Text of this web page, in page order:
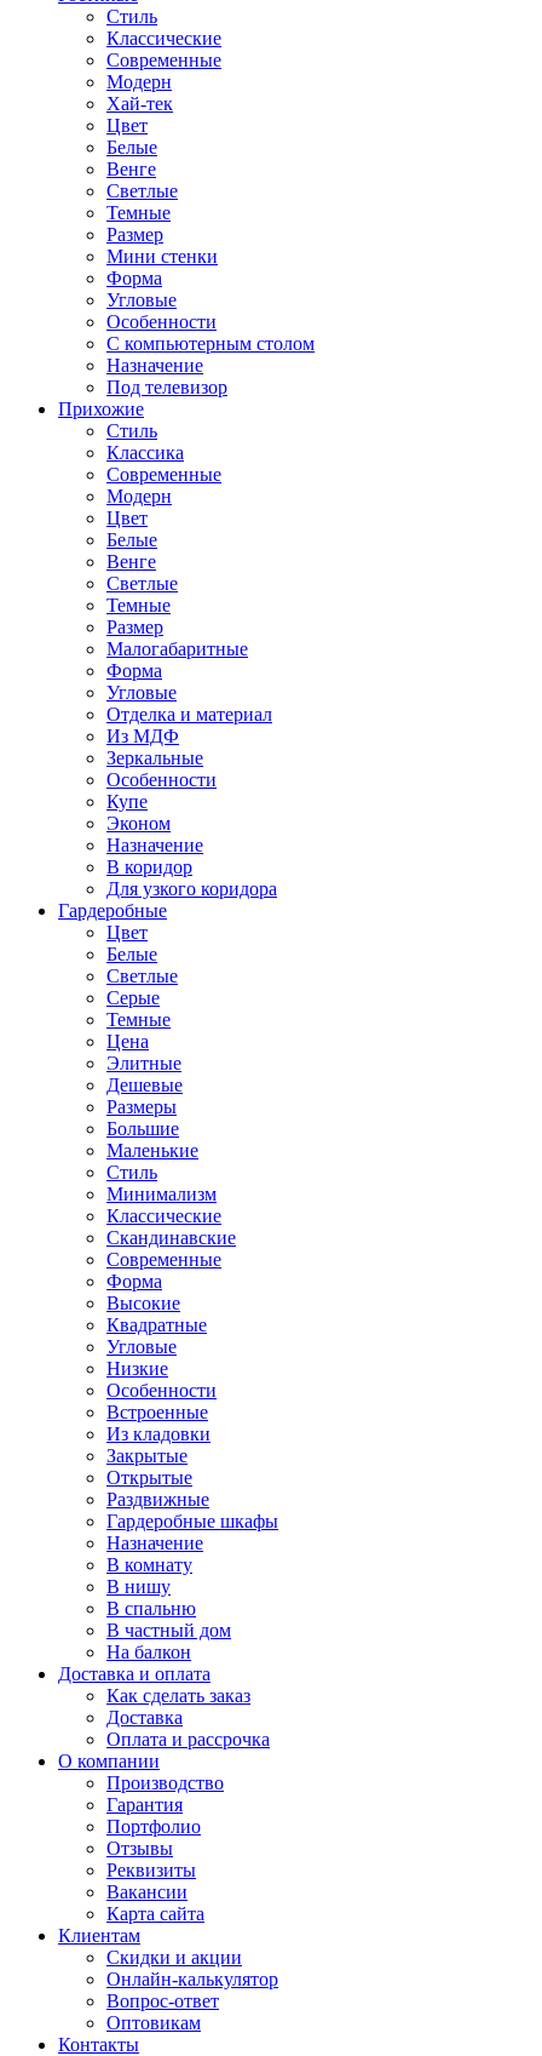
Стиль
Классические
Современные
Модерн
Хай-тек
Цвет
Белые
Венге
Светлые
Темные
Размер
Мини стенки
Форма
Угловые
Особенности
С компьютерным столом
Назначение
Под телевизор
Прихожие
Стиль
Классика
Современные
Модерн
Цвет
Белые
Венге
Светлые
Темные
Размер
Малогабаритные
Форма
Угловые
Отделка и материал
Из МДФ
Зеркальные
Особенности
Купе
Эконом
Назначение
В коридор
Для узкого коридора
Гардеробные
Цвет
Белые
Светлые
Серые
Темные
Цена
Элитные
Дешевые
Размеры
Большие
Маленькие
Стиль
Минимализм
Классические
Скандинавские
Современные
Форма
Высокие
Квадратные
Угловые
Низкие
Особенности
Встроенные
Из кладовки
Закрытые
Открытые
Раздвижные
Гардеробные шкафы
Назначение
В комнату
В нишу
В спальню
В частный дом
На балкон
Доставка и оплата
Как сделать заказ
Доставка
Оплата и рассрочка
О компании
Производство
Гарантия
Портфолио
Отзывы
Реквизиты
Вакансии
Карта сайта
Клиентам
Скидки и акции
Онлайн-калькулятор
Вопрос-ответ
Оптовикам
Контакты